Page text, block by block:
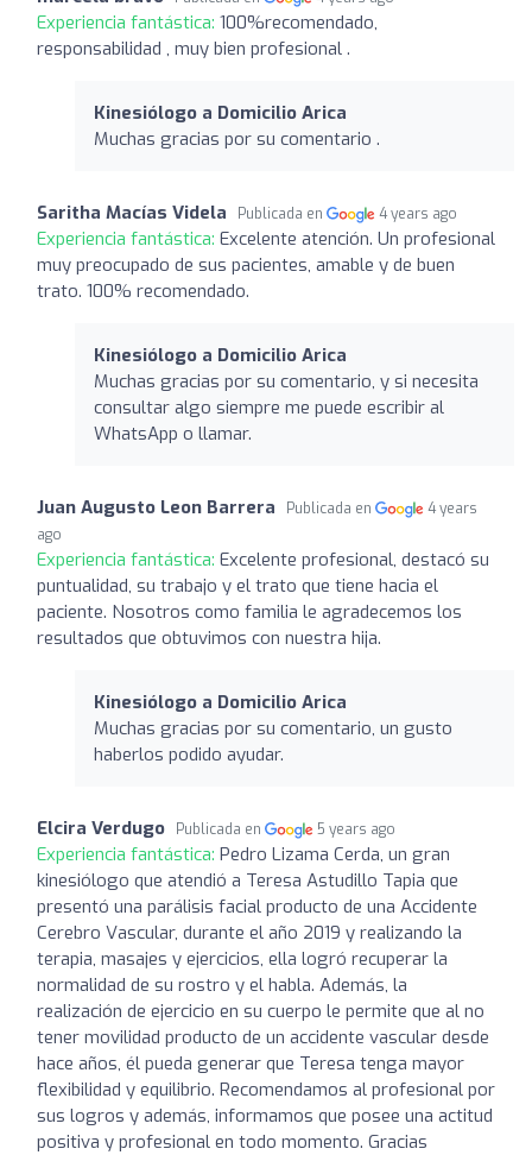
Experiencia fantástica: 100%recomendado,
responsabilidad , muy bien profesional .
Kinesiólogo a Domicilio Arica
Muchas gracias por su comentario .
Saritha Macías Videla Publicada en 4 years ago
Experiencia fantástica: Excelente atención. Un profesional
muy preocupado de sus pacientes, amable y de buen
trato. 100% recomendado.
Kinesiólogo a Domicilio Arica
Muchas gracias por su comentario, y si necesita
consultar algo siempre me puede escribir al
WhatsApp o llamar.
Juan Augusto Leon Barrera Publicada en
4 years
ago
Experiencia fantástica: Excelente profesional, destacó su
puntualidad, su trabajo y el trato que tiene hacia el
paciente. Nosotros como familia le agradecemos los
resultados que obtuvimos con nuestra hija.
Kinesiólogo a Domicilio Arica
Muchas gracias por su comentario, un gusto
haberlos podido ayudar.
Elcira Verdugo Publicada en 5 years ago
Experiencia fantástica: Pedro Lizama Cerda, un gran
kinesiólogo que atendió a Teresa Astudillo Tapia que
presentó una parálisis facial producto de una Accidente
Cerebro Vascular, durante el año 2019 y realizando la
terapia, masajes y ejercicios, ella logró recuperar la
normalidad de su rostro y el habla. Además, la
realización de ejercicio en su cuerpo le permite que al no
tener movilidad producto de un accidente vascular desde
hace años, él pueda generar que Teresa tenga mayor
flexibilidad y equilibrio. Recomendamos al profesional por
sus logros y además, informamos que posee una actitud
positiva y profesional en todo momento. Gracias